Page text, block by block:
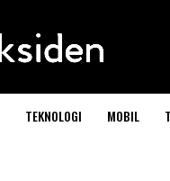
TEKNOLOGI MOBIL